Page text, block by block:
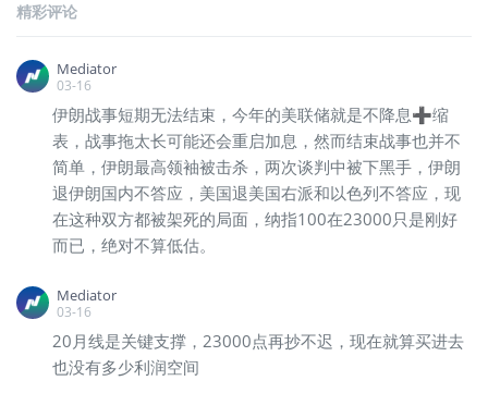
沃什宣誓就任美联储主席！加息押注开启？
精彩评论
Mediator
03-16
伊朗战事短期无法结束，今年的美联储就是不降息➕缩
表，战事拖太长可能还会重启加息，然而结束战事也并不
简单，伊朗最高领袖被击杀，两次谈判中被下黑手，伊朗
退伊朗国内不答应，美国退美国右派和以色列不答应，现
在这种双方都被架死的局面，纳指100在23000只是刚好
而已，绝对不算低估。
Mediator
03-16
20月线是关键支撑，23000点再抄不迟，现在就算买进去
也没有多少利润空间